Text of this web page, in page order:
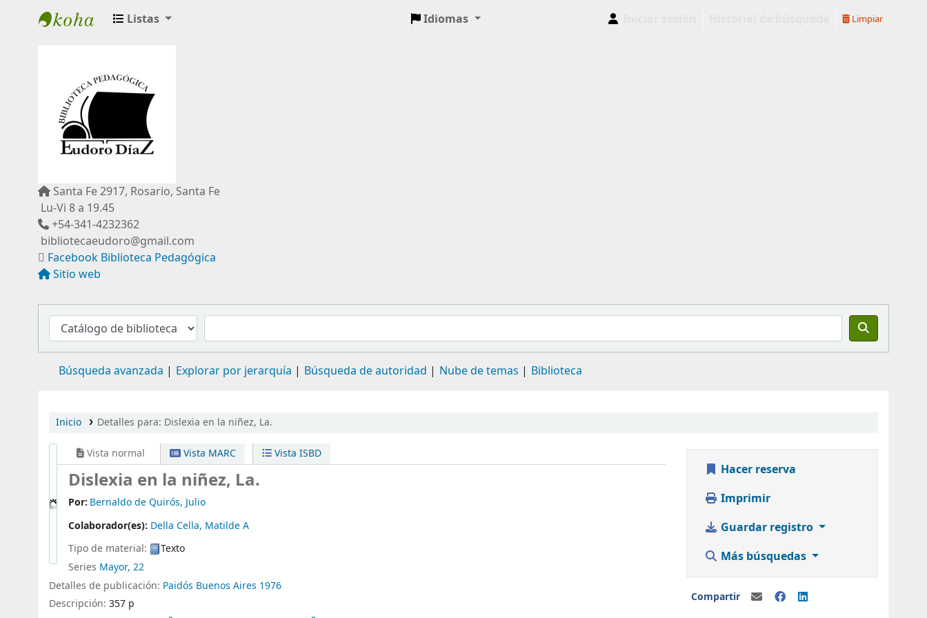
Listas Idiomas Limpiar
Santa Fe 2917, Rosario, Santa Fe
Lu-Vi 8 a 19.45
+54-341-4232362
bibliotecaeudoro@gmail.com
Facebook Biblioteca Pedagógica
Sitio web
Búsqueda avanzada Explorar por jerarquía Búsqueda de autoridad Nube de temas Biblioteca
Inicio Detalles para: Dislexia en la niñez, La.
Vista normal Vista MARC Vista ISBD
Dislexia en la niñez, La.
Por: Bernaldo de Quirós, Julio
Colaborador(es): Della Cella, Matilde A
Tipo de material:
Texto
Series Mayor, 22
Detalles de publicación: Paidós Buenos Aires 1976
Descripción: 357 p
Hacer reserva
Imprimir
Guardar registro
Más búsquedas
Compartir